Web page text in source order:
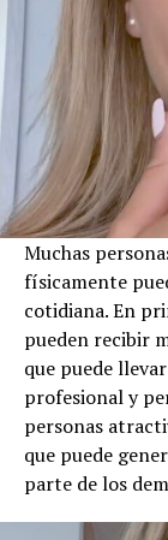
Muchas
físicamente
cotidiana. En
pueden recibir
que puede
profesional y
personas
que puede
parte de los